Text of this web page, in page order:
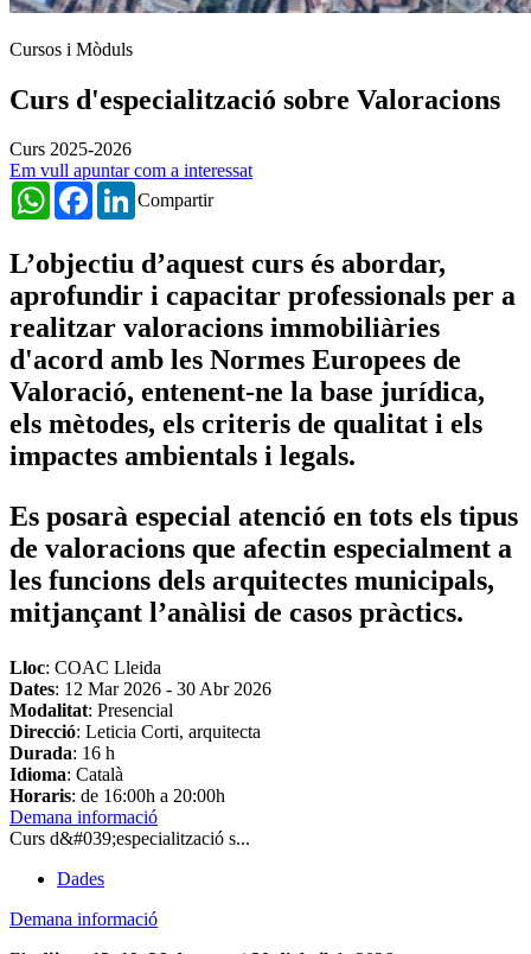
Cursos i Mòduls
Curs d'especialització sobre Valoracions
Curs 2025-2026
Em vull apuntar com a interessat
Compartir
WhatsAppFacebookLinkedIn
L’objectiu d’aquest curs és abordar,
aprofundir i capacitar professionals per a
realitzar valoracions immobiliàries
d'acord amb les Normes Europees de
Valoració, entenent-ne la base jurídica,
els mètodes, els criteris de qualitat i els
impactes ambientals i legals.
Es posarà especial atenció en tots els tipus
de valoracions que afectin especialment a
les funcions dels arquitectes municipals,
mitjançant l’anàlisi de casos pràctics.
Lloc: COAC Lleida
Dates: 12 Mar 2026 - 30 Abr 2026
Modalitat: Presencial
Direcció: Leticia Corti, arquitecta
Durada: 16 h
Idioma: Català
Horaris: de 16:00h a 20:00h
Demana informació
Curs d&#039;especialització s...
Dades
Demana informació